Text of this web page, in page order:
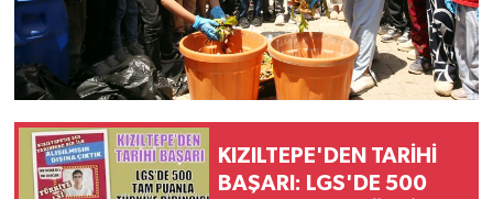
KIZILTEPE'DEN TARİHİ
BAŞARI: LGS'DE 500